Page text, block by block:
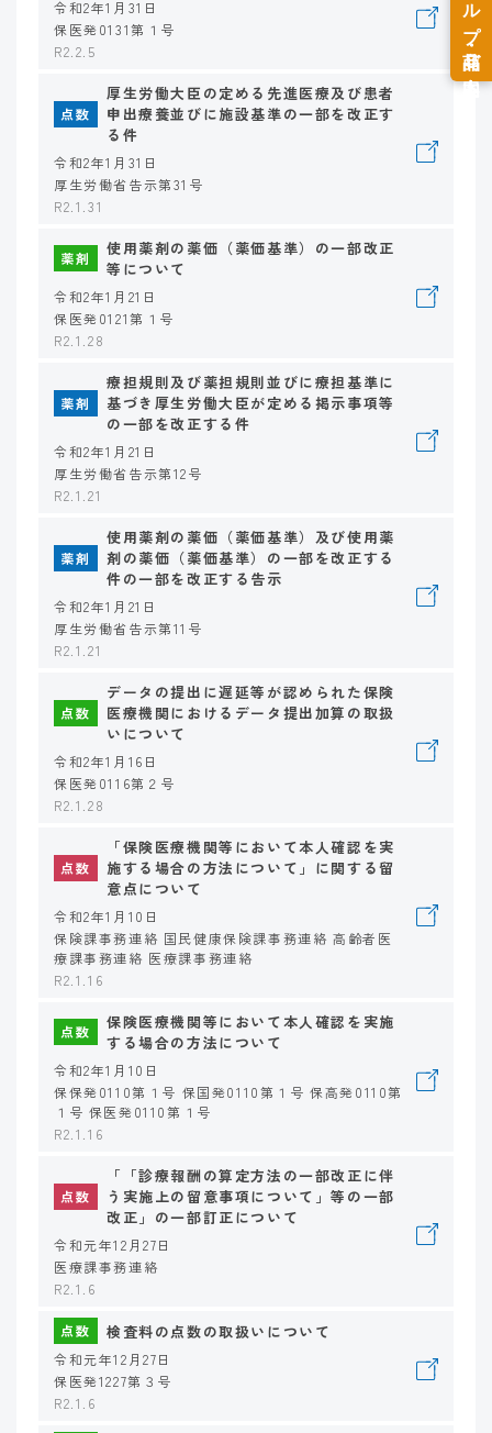
令和2年1月31日
保医発0131第１号
R2.2.5
点数
厚生労働大臣の定める先進医療及び患者
申出療養並びに施設基準の一部を改正す
る件
令和2年1月31日
厚生労働省告示第31号
R2.1.31
薬剤
使用薬剤の薬価（薬価基準）の一部改正
等について
令和2年1月21日
保医発0121第１号
R2.1.28
薬剤
療担規則及び薬担規則並びに療担基準に
基づき厚生労働大臣が定める掲示事項等
の一部を改正する件
令和2年1月21日
厚生労働省告示第12号
R2.1.21
薬剤
使用薬剤の薬価（薬価基準）及び使用薬
剤の薬価（薬価基準）の一部を改正する
件の一部を改正する告示
令和2年1月21日
厚生労働省告示第11号
R2.1.21
点数
データの提出に遅延等が認められた保険
医療機関におけるデータ提出加算の取扱
いについて
令和2年1月16日
保医発0116第２号
R2.1.28
点数
「保険医療機関等において本人確認を実
施する場合の方法について」に関する留
意点について
令和2年1月10日
保険課事務連絡 国民健康保険課事務連絡 高齢者医
療課事務連絡 医療課事務連絡
R2.1.16
点数
保険医療機関等において本人確認を実施
する場合の方法について
令和2年1月10日
保保発0110第１号 保国発0110第１号 保高発0110第
１号 保医発0110第１号
R2.1.16
点数
「「診療報酬の算定方法の一部改正に伴
う実施上の留意事項について」等の一部
改正」の一部訂正について
令和元年12月27日
医療課事務連絡
R2.1.6
点数 検査料の点数の取扱いについて
令和元年12月27日
保医発1227第３号
R2.1.6